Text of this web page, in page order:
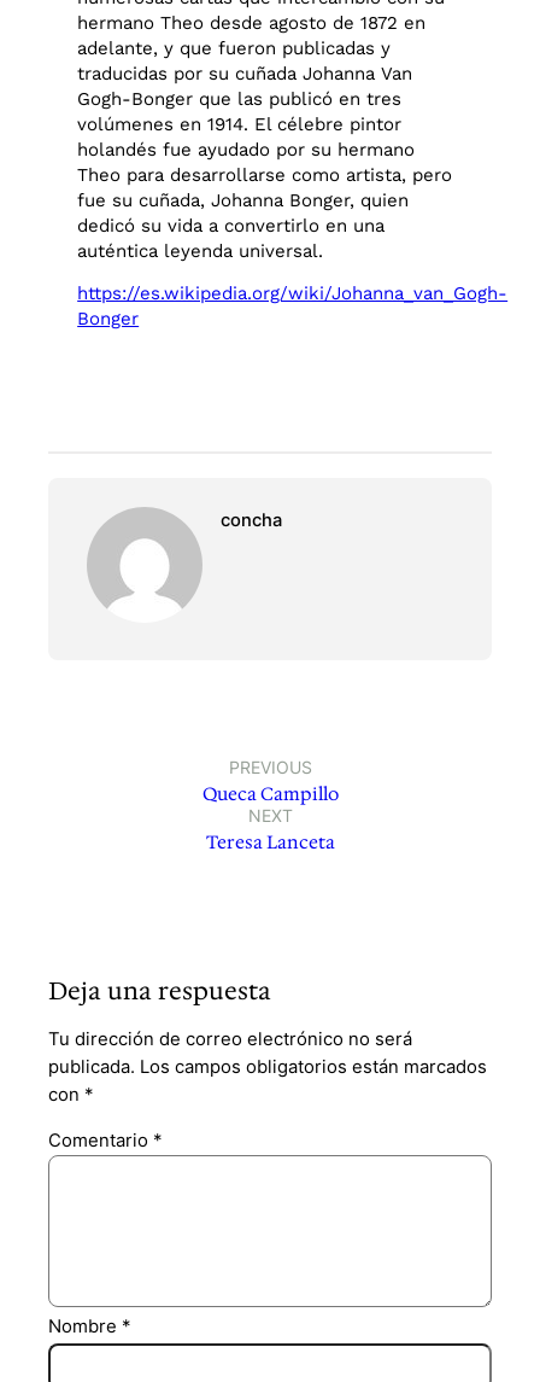
hermano Theo desde agosto de 1872 en
adelante, y que fueron publicadas y
traducidas por su cuñada Johanna Van
Gogh-Bonger que las publicó en tres
volúmenes en 1914. El célebre pintor
holandés fue ayudado por su hermano
Theo para desarrollarse como artista, pero
fue su cuñada, Johanna Bonger, quien
dedicó su vida a convertirlo en una
auténtica leyenda universal.
https://es.wikipedia.org/wiki/Johanna_van_Gogh-
Bonger
concha
PREVIOUS
Queca Campillo
NEXT
Teresa Lanceta
Deja una respuesta
Tu dirección de correo electrónico no será
publicada. Los campos obligatorios están marcados
con *
Comentario *
Nombre *